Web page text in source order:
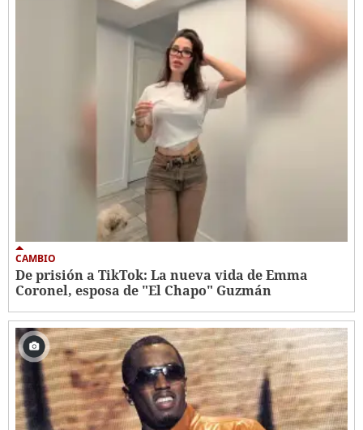
CAMBIO
De prisión a TikTok: La nueva vida de Emma
Coronel, esposa de "El Chapo" Guzmán